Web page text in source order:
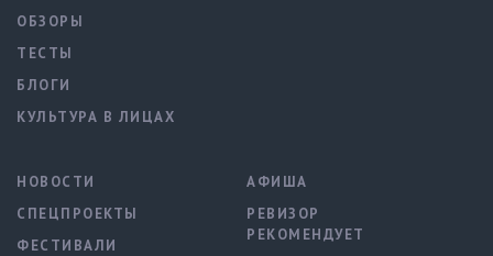
ОБЗОРЫ
ТЕСТЫ
БЛОГИ
КУЛЬТУРА В ЛИЦАХ
НОВОСТИ
СПЕЦПРОЕКТЫ
ФЕСТИВАЛИ
АФИША
РЕВИЗОР
РЕКОМЕНДУЕТ